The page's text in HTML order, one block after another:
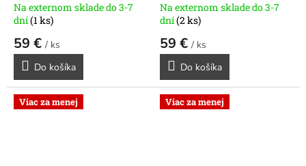
Na externom sklade do 3-7
dní(1 ks)
59 € / ks
Do košíka
Na externom sklade do 3-7
dní(2 ks)
59 € / ks
Do košíka
Viac za menej Viac za menej